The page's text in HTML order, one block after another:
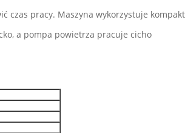
czas pracy. Maszyna wykorzystuje
a pompa powietrza pracuje cicho